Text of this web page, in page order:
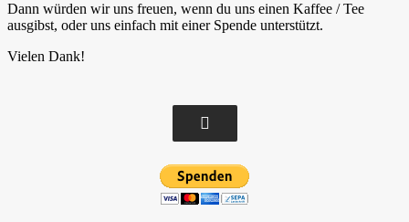
Dann würden wir uns freuen, wenn du uns einen Kaffee / Tee
ausgibst, oder uns einfach mit einer Spende unterstützt.
Vielen Dank!